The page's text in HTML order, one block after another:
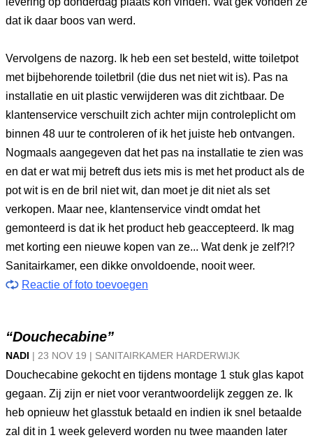
dat ik daar boos van werd.
Vervolgens de nazorg. Ik heb een set besteld, witte toiletpot
met bijbehorende toiletbril (die dus net niet wit is). Pas na
installatie en uit plastic verwijderen was dit zichtbaar. De
klantenservice verschuilt zich achter mijn controleplicht om
binnen 48 uur te controleren of ik het juiste heb ontvangen.
Nogmaals aangegeven dat het pas na installatie te zien was
en dat er wat mij betreft dus iets mis is met het product als de
pot wit is en de bril niet wit, dan moet je dit niet als set
verkopen. Maar nee, klantenservice vindt omdat het
gemonteerd is dat ik het product heb geaccepteerd. Ik mag
met korting een nieuwe kopen van ze... Wat denk je zelf?!?
Sanitairkamer, een dikke onvoldoende, nooit weer.
Reactie of foto toevoegen
“Douchecabine”
NADI | 23 NOV 19 | SANITAIRKAMER HARDERWIJK
Douchecabine gekocht en tijdens montage 1 stuk glas kapot
gegaan. Zij zijn er niet voor verantwoordelijk zeggen ze. Ik
heb opnieuw het glasstuk betaald en indien ik snel betaalde
zal dit in 1 week geleverd worden nu twee maanden later